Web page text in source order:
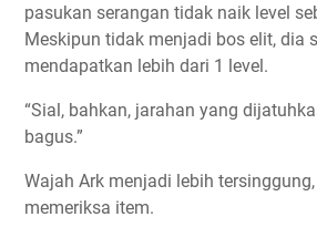
pasukan serangan tidak naik level
Meskipun tidak menjadi bos elit, dia
mendapatkan lebih dari 1 level.
“Sial, bahkan, jarahan yang
bagus.”
Wajah Ark menjadi lebih
memeriksa item.